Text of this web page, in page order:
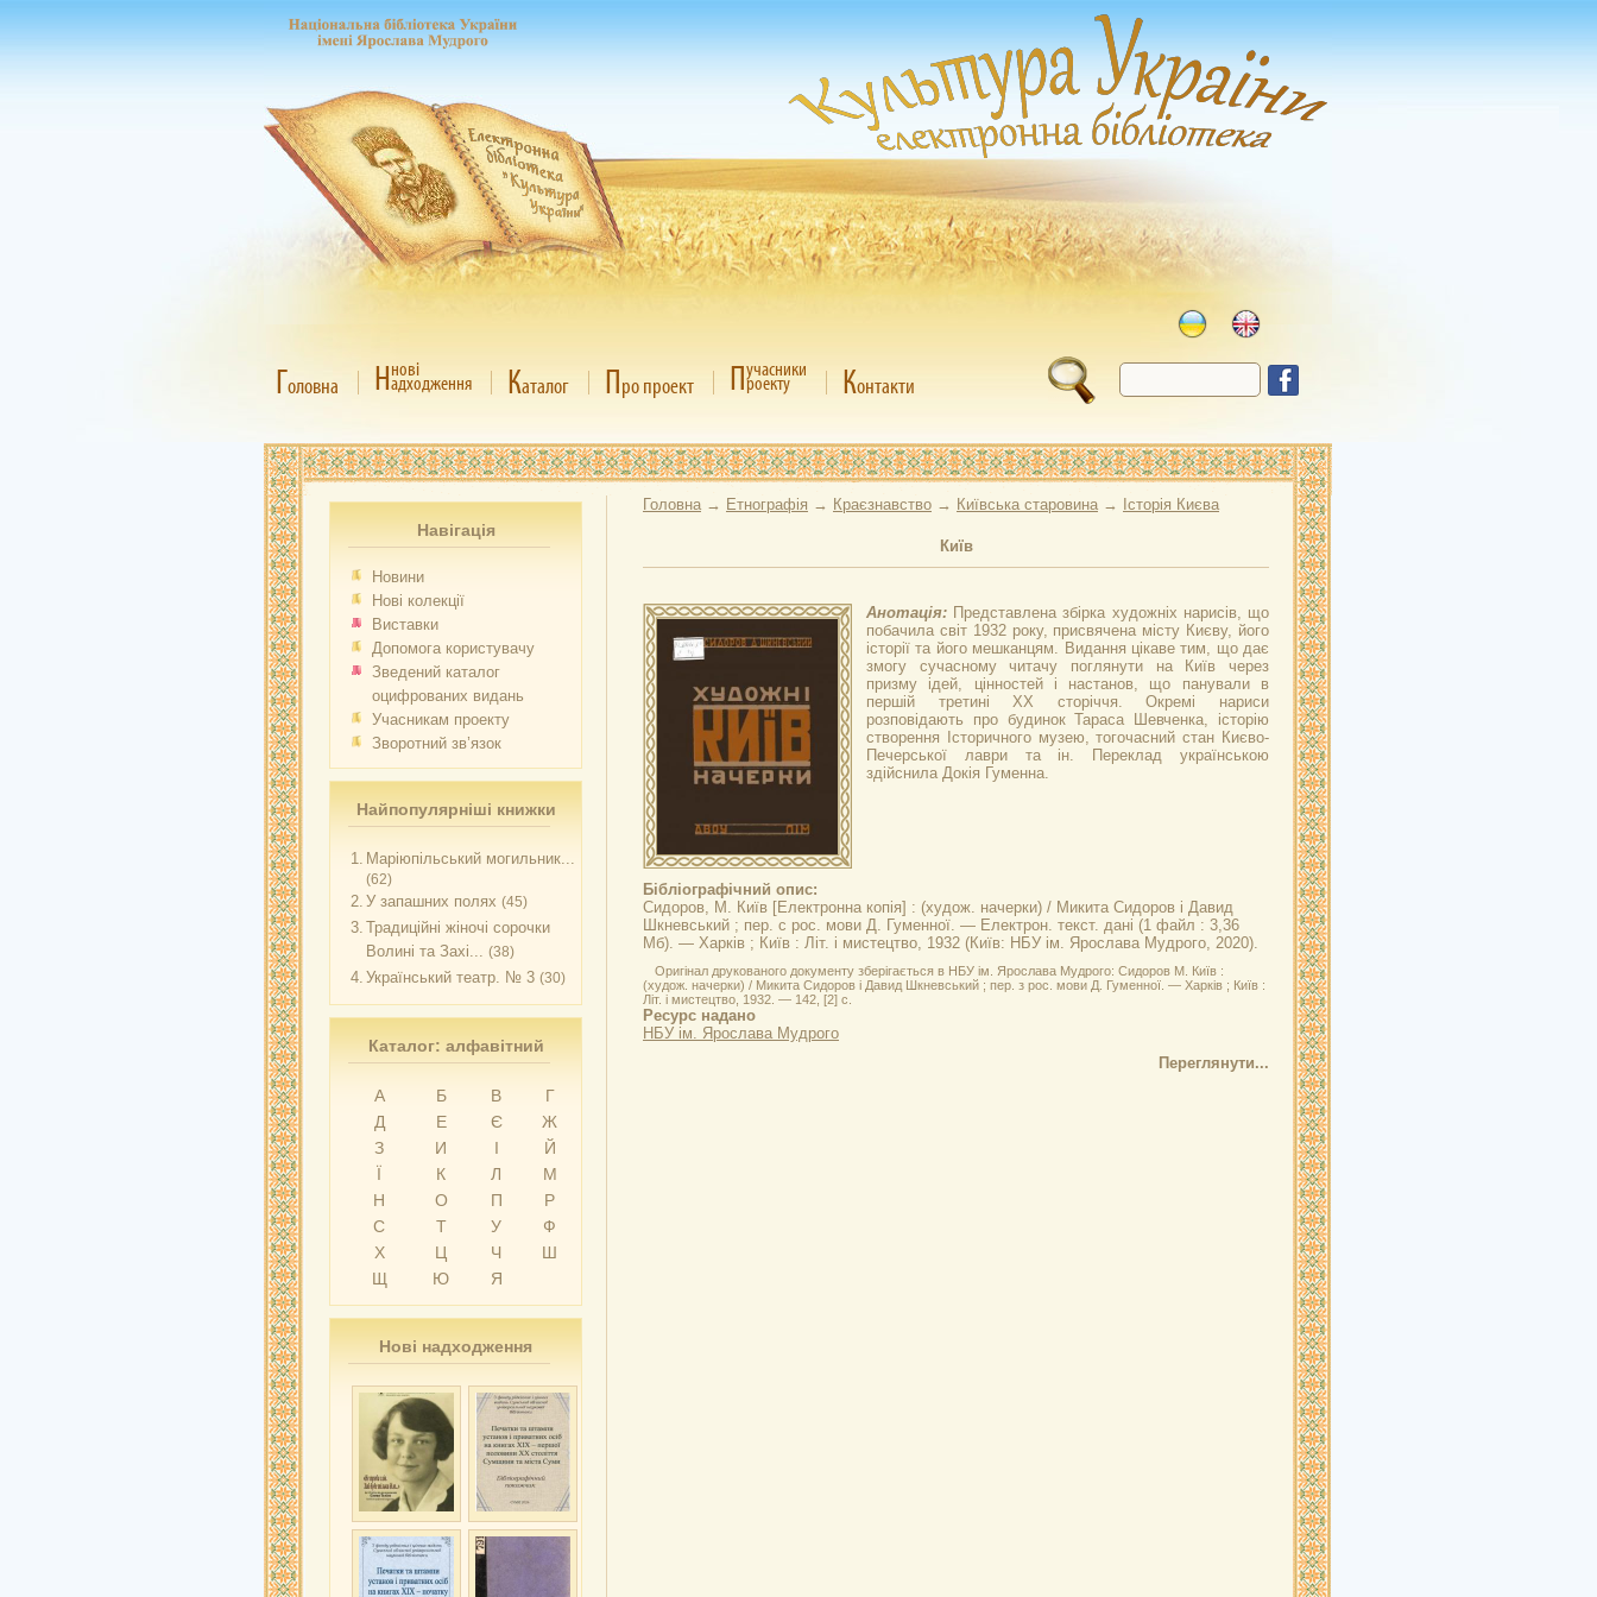
Головна Ннові
адходження Каталог Про проект Пучасники
роекту Контакти
Навігація
Новини
Нові колекції
Виставки
Допомога користувачу
Зведений каталог
оцифрованих видань
Учасникам проекту
Зворотний зв’язок
Найпопулярніші книжки
1. Маріюпільський могильник...
(62)
2. У запашних полях (45)
3. Традиційні жіночі сорочки
Волині та Захі... (38)
4. Український театр. № 3 (30)
Каталог: алфавітний
А Б В
Г
Д
Е Є
Ж
З
И І
Й
Ї
К Л
М
Н
О П
Р
С
Т У
Ф
Х
Ц Ч
Ш
Щ
Ю Я
Нові надходження
Головна → Етнографія → Краєзнавство → Київська старовина → Історія Києва
Київ
Анотація: Представлена збірка художніх нарисів, що
побачила світ 1932 року, присвячена місту Києву, його
історії та його мешканцям. Видання цікаве тим, що дає
змогу сучасному читачу поглянути на Київ через
призму ідей, цінностей і настанов, що панували в
першій третині ХХ сторіччя. Окремі нариси
розповідають про будинок Тараса Шевченка, історію
створення Історичного музею, тогочасний стан Києво-
Печерської лаври та ін. Переклад українською
здійснила Докія Гуменна.
Бібліографічний опис:
Сидоров, М. Київ [Електронна копія] : (худож. начерки) / Микита Сидоров і Давид
Шкневський ; пер. с рос. мови Д. Гуменної. — Електрон. текст. дані (1 файл : 3,36
Мб). — Харків ; Київ : Літ. і мистецтво, 1932 (Київ: НБУ ім. Ярослава Мудрого, 2020).
Оригінал друкованого документу зберігається в НБУ ім. Ярослава Мудрого: Сидоров М. Київ :
(худож. начерки) / Микита Сидоров і Давид Шкневський ; пер. з рос. мови Д. Гуменної. — Харків ; Київ :
Літ. і мистецтво, 1932. — 142, [2] с.
Ресурс надано
НБУ ім. Ярослава Мудрого
Переглянути...